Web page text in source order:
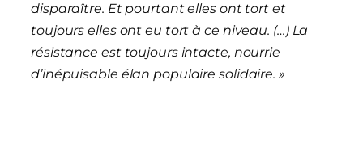
disparaître. Et pourtant elles ont tort et
toujours elles ont eu tort à ce niveau. (…) La
résistance est toujours intacte, nourrie
d’inépuisable élan populaire solidaire. »